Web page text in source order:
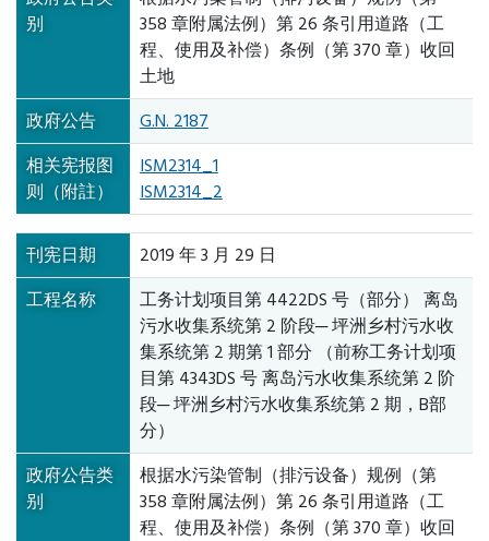
别
358 章附属法例）第 26 条引用道路（工
程、使用及补偿）条例（第 370 章）收回
土地
政府公告
G.N. 2187
相关宪报图
则（附註）
ISM2314_1
ISM2314_2
刊宪日期
2019 年 3 月 29 日
工程名称
工务计划项目第 4422DS 号（部分） 离岛
污水收集系统第 2 阶段─ 坪洲乡村污水收
集系统第 2 期第 1 部分 （前称工务计划项
目第 4343DS 号 离岛污水收集系统第 2 阶
段─ 坪洲乡村污水收集系统第 2 期，B部
分）
政府公告类
别
根据水污染管制（排污设备）规例（第
358 章附属法例）第 26 条引用道路（工
程、使用及补偿）条例（第 370 章）收回